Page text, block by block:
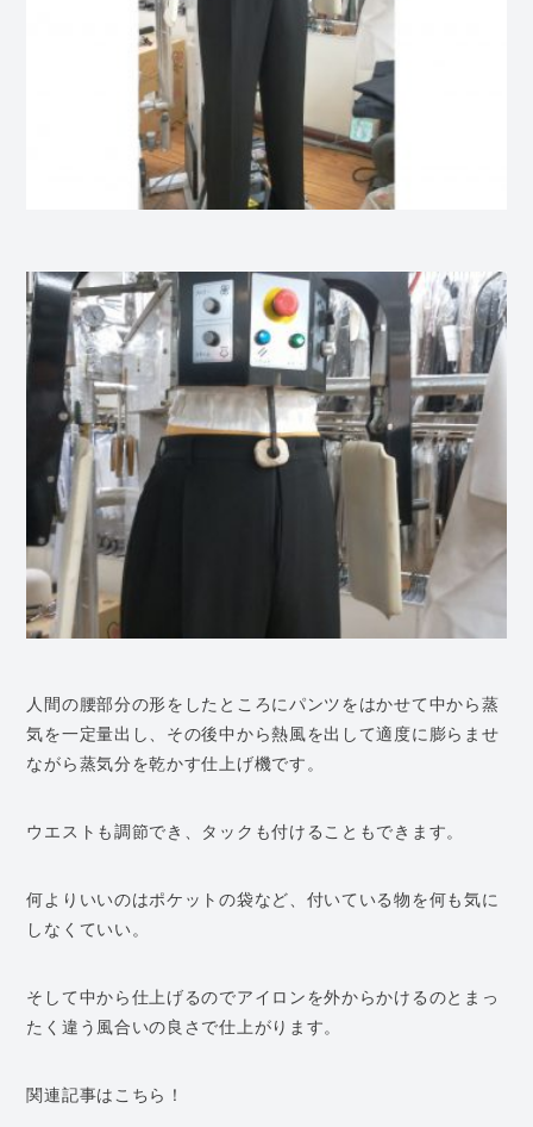
人間の腰部分の形をしたところにパンツをはかせて中から蒸
気を一定量出し、その後中から熱風を出して適度に膨らませ
ながら蒸気分を乾かす仕上げ機です。
ウエストも調節でき、タックも付けることもできます。
何よりいいのはポケットの袋など、付いている物を何も気に
しなくていい。
そして中から仕上げるのでアイロンを外からかけるのとまっ
たく違う風合いの良さで仕上がります。
関連記事はこちら！